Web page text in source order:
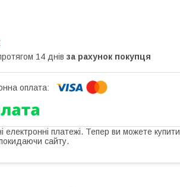
14 днів за рахунок покупця
електронні платежі. Тепер ви можете купити
сайту.